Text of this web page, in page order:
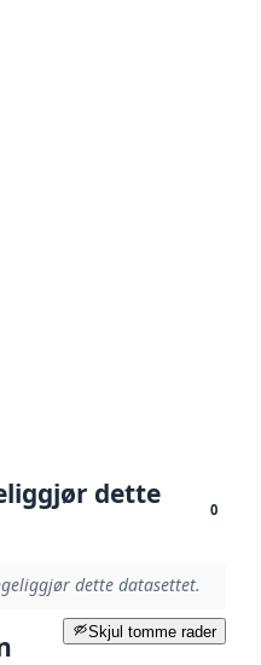
dette
0
dette datasettet.
Skjul tomme rader